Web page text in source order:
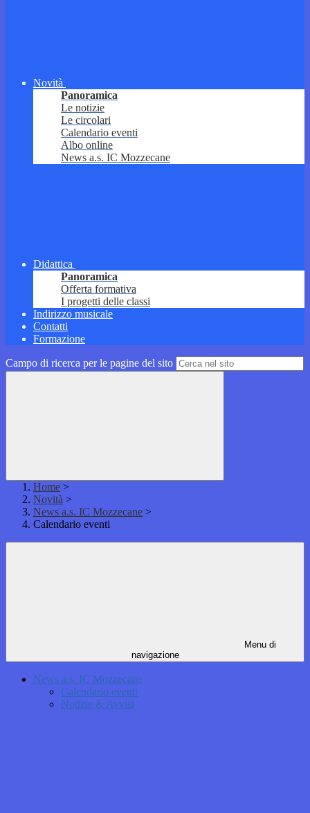
Novità
Panoramica
Le notizie
Le circolari
Calendario eventi
Albo online
News a.s. IC Mozzecane
Didattica
Panoramica
Offerta formativa
I progetti delle classi
Indirizzo musicale
Contatti
Formazione
Campo di ricerca per le pagine del sito
Home >
Novità >
News a.s. IC Mozzecane >
Calendario eventi
Menu di
navigazione
News a.s. IC Mozzecane
Calendario eventi
Notizie & Avvisi